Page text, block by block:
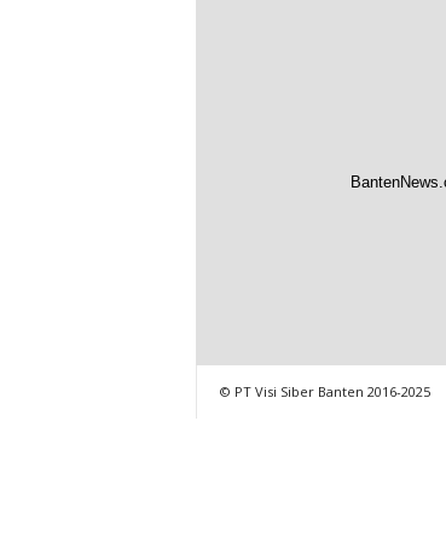
© PT Visi Siber Banten 2016-2025